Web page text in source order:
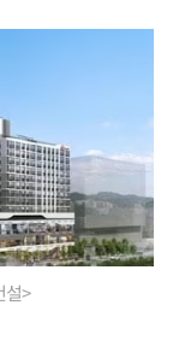
설>